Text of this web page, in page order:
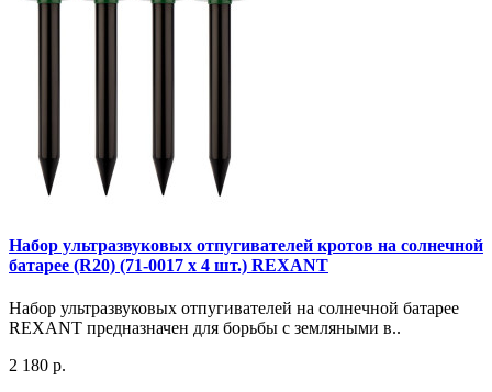
Набор ультразвуковых отпугивателей кротов на солнечной
батарее (R20) (71-0017 х 4 шт.) REXANT
Набор ультразвуковых отпугивателей на солнечной батарее
REXANT предназначен для борьбы с земляными в..
2 180 р.